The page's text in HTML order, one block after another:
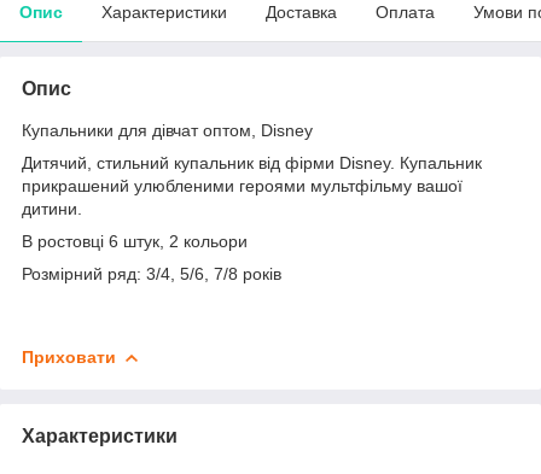
Опис Характеристики Доставка Оплата Умови
Опис
Купальники для дівчат оптом, Disney
Дитячий, стильний купальник від фірми Disney. Купальник
прикрашений улюбленими героями мультфільму вашої
дитини.
В ростовці 6 штук, 2 кольори
Розмірний ряд: 3/4, 5/6, 7/8 років
Приховати
Характеристики